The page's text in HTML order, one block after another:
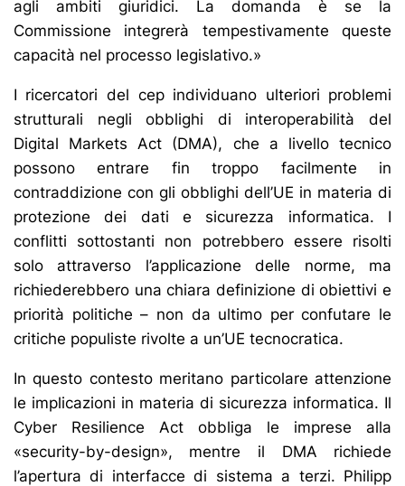
agli ambiti giuridici. La domanda è se la
Commissione integrerà tempestivamente queste
capacità nel processo legislativo.»
I ricercatori del cep individuano ulteriori problemi
strutturali negli obblighi di interoperabilità del
Digital Markets Act (DMA), che a livello tecnico
possono entrare fin troppo facilmente in
contraddizione con gli obblighi dell’UE in materia di
protezione dei dati e sicurezza informatica. I
conflitti sottostanti non potrebbero essere risolti
solo attraverso l’applicazione delle norme, ma
richiederebbero una chiara definizione di obiettivi e
priorità politiche – non da ultimo per confutare le
critiche populiste rivolte a un’UE tecnocratica.
In questo contesto meritano particolare attenzione
le implicazioni in materia di sicurezza informatica. Il
Cyber Resilience Act obbliga le imprese alla
«security-by-design», mentre il DMA richiede
l’apertura di interfacce di sistema a terzi. Philipp